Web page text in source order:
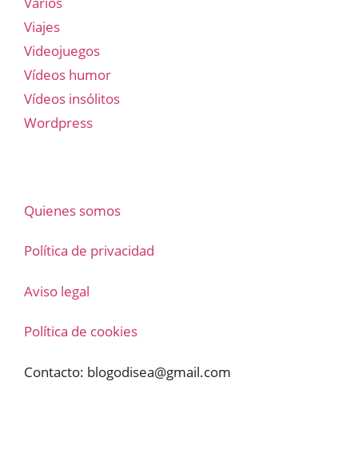
Viajes
Videojuegos
Vídeos humor
Vídeos insólitos
Wordpress
Quienes somos
Política de privacidad
Aviso legal
Política de cookies
Contacto: blogodisea@gmail.com